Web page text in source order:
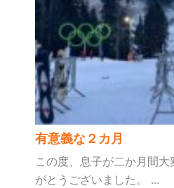
有意義な２カ月
この度、息子が二か月間大
がとうございました。 ...